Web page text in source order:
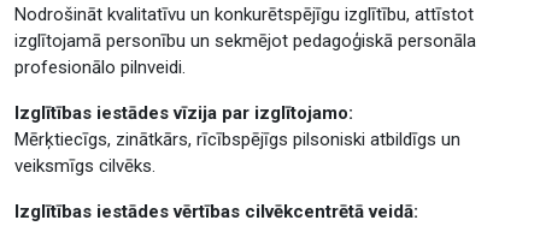
Nodrošināt kvalitatīvu un konkurētspējīgu izglītību, attīstot
izglītojamā personību un sekmējot pedagoģiskā personāla
profesionālo pilnveidi.
Izglītības iestādes vīzija par izglītojamo:
Mērķtiecīgs, zinātkārs, rīcībspējīgs pilsoniski atbildīgs un
veiksmīgs cilvēks.
Izglītības iestādes vērtības cilvēkcentrētā veidā: